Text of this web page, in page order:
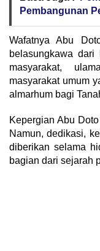
Pembangunan
Wafatnya Abu
belasungkawa
masyarakat,
masyarakat umum
almarhum bagi
Kepergian Abu
Namun, dedikasi,
diberikan selama
bagian dari sejarah